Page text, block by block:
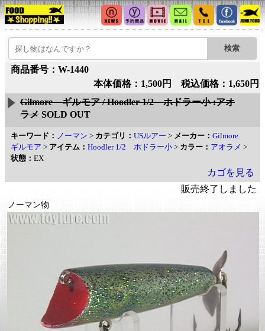
商品番号：W-1440
本体価格：1,500円 税込価格：1,650円
Gilmore ギルモア / Hoodler 1/2 ホドラー小 :アオ
ラメ SOLD OUT
キーワード： ノーマン > カテゴリ： USルアー > メーカー： Gilmore
ギルモア > アイテム： Hoodler 1/2 ホドラー小 > カラー： アオラメ >
状態： EX
カゴを見る
販売終了しました
ノーマン物